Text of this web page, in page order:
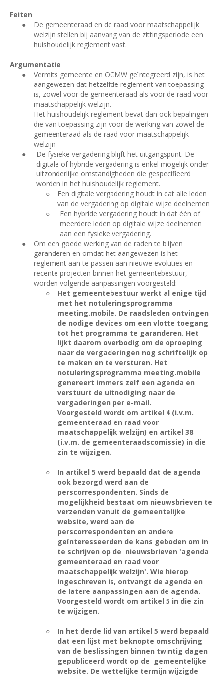
Feiten
●
De gemeenteraad en de raad voor maatschappelijk
welzijn stellen bij aanvang van de zittingsperiode een
huishoudelijk reglement vast.
Argumentatie
●
Vermits gemeente en OCMW geïntegreerd zijn, is het
aangewezen dat hetzelfde reglement van toepassing
is, zowel voor de gemeenteraad als voor de raad voor
maatschappelijk welzijn.
Het huishoudelijk reglement bevat dan ook bepalingen
die van toepassing zijn voor de werking van zowel de
gemeenteraad als de raad voor maatschappelijk
welzijn.
●
De fysieke vergadering blijft het uitgangspunt. De
digitale of hybride vergadering is enkel mogelijk onder
uitzonderlijke omstandigheden die gespecifieerd
worden in het huishoudelijk reglement.
○
Een digitale vergadering houdt in dat alle leden
van de vergadering op digitale wijze deelnemen
○
Een hybride vergadering houdt in dat één of
meerdere leden op digitale wijze deelnemen
aan een fysieke vergadering.
●
Om een goede werking van de raden te blijven
garanderen en omdat het aangewezen is het
reglement aan te passen aan nieuwe evoluties en
recente projecten binnen het gemeentebestuur,
worden volgende aanpassingen voorgesteld:
○
Het gemeentebestuur werkt al enige tijd
met het notuleringsprogramma
meeting.mobile. De raadsleden ontvingen
de nodige devices om een vlotte toegang
tot het programma te garanderen. Het
lijkt daarom overbodig om de oproeping
naar de vergaderingen nog schriftelijk op
te maken en te versturen. Het
notuleringsprogramma meeting.mobile
genereert immers zelf een agenda en
verstuurt de uitnodiging naar de
vergaderingen per e-mail.
Voorgesteld wordt om artikel 4 (i.v.m.
gemeenteraad en raad voor
maatschappelijk welzijn) en artikel 38
(i.v.m. de gemeenteraadscomissie) in die
zin te wijzigen.
○
In artikel 5 werd bepaald dat de agenda
ook bezorgd werd aan de
perscorrespondenten. Sinds de
mogelijkheid bestaat om nieuwsbrieven te
verzenden vanuit de gemeentelijke
website, werd aan de
perscorrespondenten en andere
geïnteresseerden de kans geboden om in
te schrijven op de nieuwsbrieven 'agenda
gemeenteraad en raad voor
maatschappelijk welzijn'. Wie hierop
ingeschreven is, ontvangt de agenda en
de latere aanpassingen aan de agenda.
Voorgesteld wordt om artikel 5 in die zin
te wijzigen.
○
In het derde lid van artikel 5 werd bepaald
dat een lijst met beknopte omschrijving
van de beslissingen binnen twintig dagen
gepubliceerd wordt op de gemeentelijke
website. De wettelijke termijn wijzigde